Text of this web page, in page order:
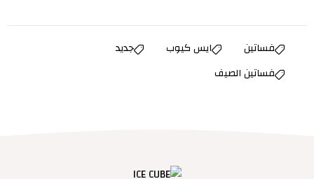
فساتين ايس كيوب
جديد
فساتين الصيف